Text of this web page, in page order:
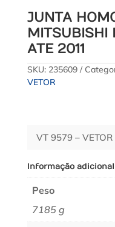
JUNTA
ATE 2011
SKU: 235609
VETOR
VT 9579 – VETOR
Informação adicional
Peso
7185 g